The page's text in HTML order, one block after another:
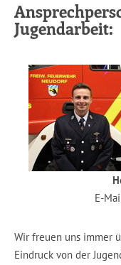
Jugendarbeit:
E-
Wir freuen uns immer
Eindruck von der